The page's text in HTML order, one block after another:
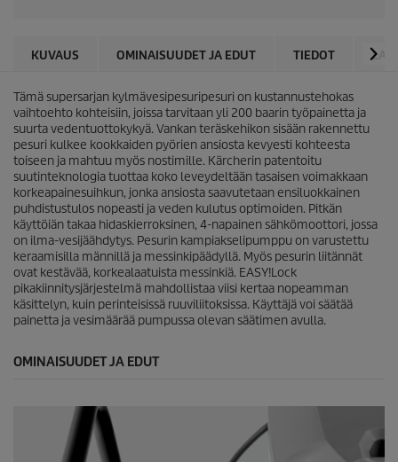
KUVAUS OMINAISUUDET JA EDUT TIEDOT
Tämä supersarjan kylmävesipesuripesuri on kustannustehokas
vaihtoehto kohteisiin, joissa tarvitaan yli 200 baarin työpainetta ja
suurta vedentuottokykyä. Vankan teräskehikon sisään rakennettu
pesuri kulkee kookkaiden pyörien ansiosta kevyesti kohteesta
toiseen ja mahtuu myös nostimille. Kärcherin patentoitu
suutinteknologia tuottaa koko leveydeltään tasaisen voimakkaan
korkeapainesuihkun, jonka ansiosta saavutetaan ensiluokkainen
puhdistustulos nopeasti ja veden kulutus optimoiden. Pitkän
käyttöiän takaa hidaskierroksinen, 4-napainen sähkömoottori, jossa
on ilma-vesijäähdytys. Pesurin kampiakselipumppu on varustettu
keraamisilla männillä ja messinkipäädyllä. Myös pesurin liitännät
ovat kestävää, korkealaatuista messinkiä. EASY!Lock
pikakiinnitysjärjestelmä mahdollistaa viisi kertaa nopeamman
käsittelyn, kuin perinteisissä ruuviliitoksissa. Käyttäjä voi säätää
painetta ja vesimäärää pumpussa olevan säätimen avulla.
OMINAISUUDET JA EDUT